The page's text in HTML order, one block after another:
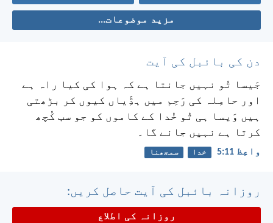
مزید موضوعات...
دن کی بائبل کی آیت
جَیسا تُو نہیں جانتا ہے کہ ہوا کی کیا راہ ہے
اور حامِلہ کی رَحِم میں ہڈِّیاں کیوں کر بڑھتی
ہیں وَیسا ہی تُو خُدا کے کاموں کو جو سب کُچھ
کرتا ہے نہیں جانے گا۔
واعِظ 11:‏5 خدا سمجھنا
روزانہ بائبل کی آیت حاصل کریں:
روزانہ کی اطلاع